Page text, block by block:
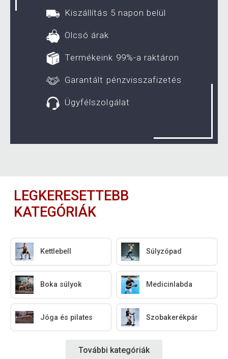
Kiszállítás 5 napon belül
Olcsó árak
Termékeink 99%-a raktáron
Garantált pénzvisszafizetés
Ügyfélszolgálat
LEGKERESETTEBB
KATEGÓRIÁK
Kettlebell Súlyzópad
Boka súlyok Medicinlabda
Jóga és pilates Szobakerékpár
További kategóriák